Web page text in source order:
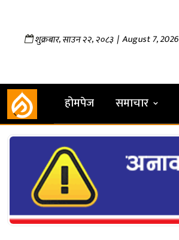
शुक्रबार,साउन२२,२०८३| August 7, 2026
होमपेज समाचार